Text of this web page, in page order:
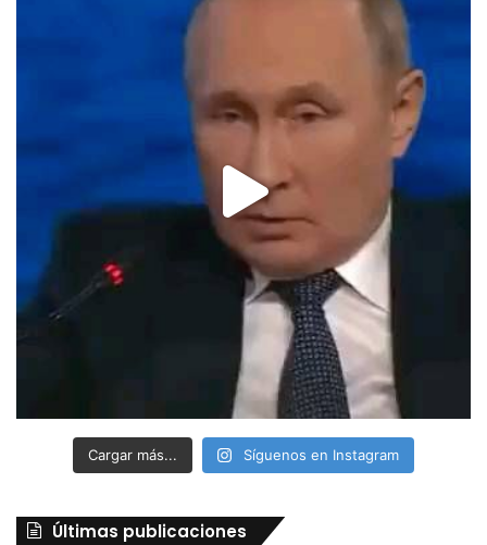
Cargar más... Síguenos en Instagram
Últimas publicaciones